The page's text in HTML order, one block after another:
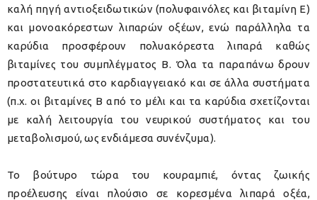
καλή πηγή αντιοξειδωτικών (πολυφαινόλες και βιταμίνη Ε)
και μονοακόρεστων λιπαρών οξέων, ενώ παράλληλα τα
καρύδια προσφέρουν πολυακόρεστα λιπαρά καθώς
βιταμίνες του συμπλέγματος Β. Όλα τα παραπάνω δρουν
προστατευτικά στο καρδιαγγειακό και σε άλλα συστήματα
(π.χ. οι βιταμίνες Β από το μέλι και τα καρύδια σχετίζονται
με καλή λειτουργία του νευρικού συστήματος και του
μεταβολισμού, ως ενδιάμεσα συνένζυμα).
Το βούτυρο τώρα του κουραμπιέ, όντας ζωικής
προέλευσης είναι πλούσιο σε κορεσμένα λιπαρά οξέα,